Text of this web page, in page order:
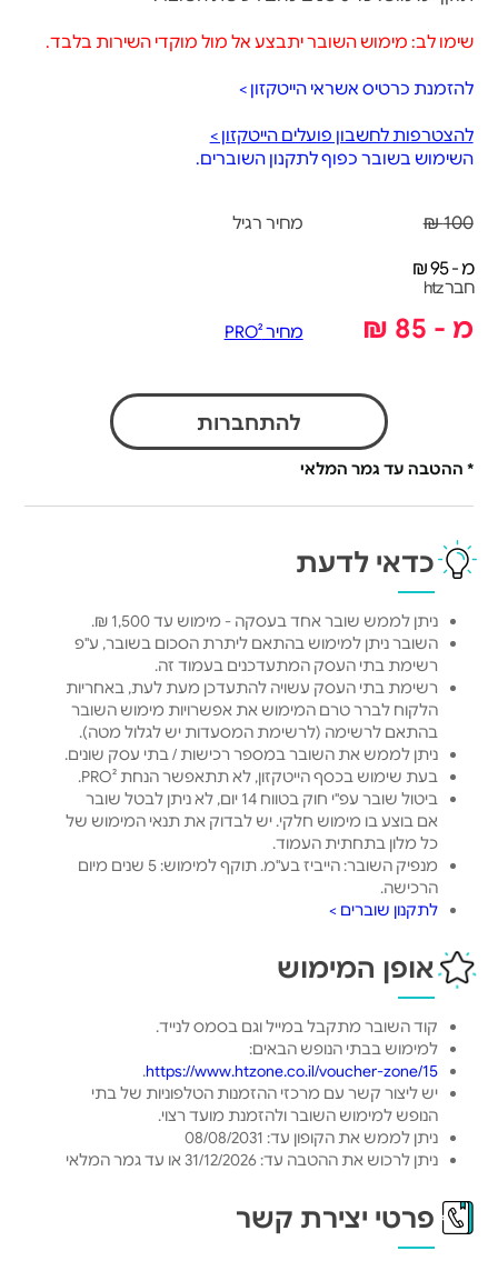
שימו לב: מימוש השובר יתבצע אל מול מוקדי השירות בלבד.
להזמנת כרטיס אשראי הייטקזון >
להצטרפות לחשבון פועלים הייטקזון >
השימוש בשובר כפוף לתקנון השוברים.
100 ₪ מחיר רגיל
מ - 95 ₪
חבר htz
מ - 85 ₪ מחיר PRO²
להתחברות
* ההטבה עד גמר המלאי
כדאי לדעת
ניתן לממש שובר אחד בעסקה - מימוש עד 1,500 ₪.
השובר ניתן למימוש בהתאם ליתרת הסכום בשובר, ע"פ
רשימת בתי העסק המתעדכנים בעמוד זה.
רשימת בתי העסק עשויה להתעדכן מעת לעת, באחריות
הלקוח לברר טרם המימוש את אפשרויות מימוש השובר
בהתאם לרשימה (לרשימת המסעדות יש לגלול מטה).
ניתן לממש את השובר במספר רכישות / בתי עסק שונים.
בעת שימוש בכסף הייטקזון, לא תתאפשר הנחת PRO².
ביטול שובר עפ"י חוק בטווח 14 יום, לא ניתן לבטל שובר
אם בוצע בו מימוש חלקי. יש לבדוק את תנאי המימוש של
כל מלון בתחתית העמוד.
מנפיק השובר: הייביז בע"מ. תוקף למימוש: 5 שנים מיום
הרכישה.
לתקנון שוברים >
אופן המימוש
קוד השובר מתקבל במייל וגם בסמס לנייד.
למימוש בבתי הנופש הבאים:
https://www.htzone.co.il/voucher-zone/15
.
יש ליצור קשר עם מרכזי ההזמנות הטלפוניות של בתי
הנופש למימוש השובר ולהזמנת מועד רצוי.
ניתן לממש את הקופון עד: 08/08/2031
ניתן לרכוש את ההטבה עד: 31/12/2026 או עד גמר המלאי
פרטי יצירת קשר